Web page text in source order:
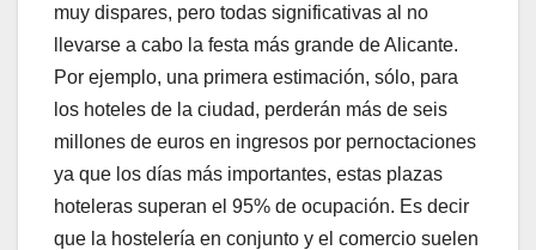
muy dispares, pero todas significativas al no
llevarse a cabo la festa más grande de Alicante.
Por ejemplo, una primera estimación, sólo, para
los hoteles de la ciudad, perderán más de seis
millones de euros en ingresos por pernoctaciones
ya que los días más importantes, estas plazas
hoteleras superan el 95% de ocupación. Es decir
que la hostelería en conjunto y el comercio suelen